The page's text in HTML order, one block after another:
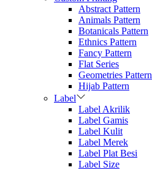
Abstract Pattern
Animals Pattern
Botanicals Pattern
Ethnics Pattern
Fancy Pattern
Flat Series
Geometries Pattern
Hijab Pattern
Label
Label Akrilik
Label Gamis
Label Kulit
Label Merek
Label Plat Besi
Label Size